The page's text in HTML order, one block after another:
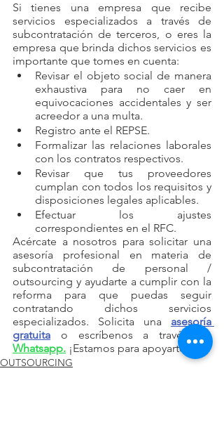
Si tienes una empresa que recibe
servicios especializados a través de
subcontratación de terceros, o eres la
empresa que brinda dichos servicios es
importante que tomes en cuenta:
Revisar el objeto social de manera
exhaustiva para no caer en
equivocaciones accidentales y ser
acreedor a una multa.
Registro ante el REPSE.
Formalizar las relaciones laborales
con los contratos respectivos.
Revisar que tus proveedores
cumplan con todos los requisitos y
disposiciones legales aplicables.
Efectuar los ajustes
correspondientes en el RFC.
Acércate a nosotros para solicitar una
asesoría profesional en materia de
subcontratación de personal /
outsourcing y ayudarte a cumplir con la
reforma para que puedas seguir
contratando dichos servicios
especializados. Solicita una asesoría
gratuita
o escríbenos a través de
Whatsapp. ¡Estamos para apoyarte!
OUTSOURCING